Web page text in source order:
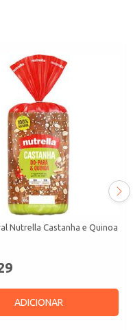
Nutrella Castanha e Quinoa
ADICIONAR